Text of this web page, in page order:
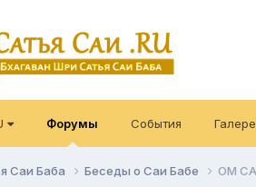
Форумы События
Саи Баба Беседы о Саи Бабе ОМ